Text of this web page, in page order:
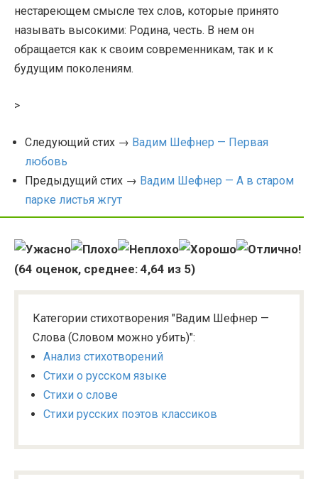
нестареющем смысле тех слов, которые принято
называть высокими: Родина, честь. В нем он
обращается как к своим современникам, так и к
будущим поколениям.
>
Следующий стих → Вадим Шефнер — Первая
любовь
Предыдущий стих → Вадим Шефнер — А в старом
парке листья жгут
(64 оценок, среднее: 4,64 из 5)
Категории стихотворения "Вадим Шефнер —
Слова (Словом можно убить)":
Анализ стихотворений
Стихи о русском языке
Стихи о слове
Стихи русских поэтов классиков